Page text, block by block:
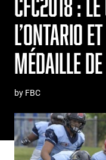
L’ONTARIO
MÉDAILLE
by FBC